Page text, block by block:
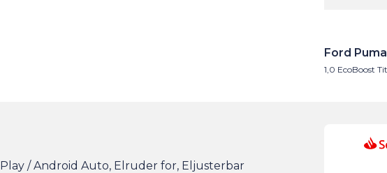
Ford Puma
/ Android Auto, Elruder for, Eljusterbar